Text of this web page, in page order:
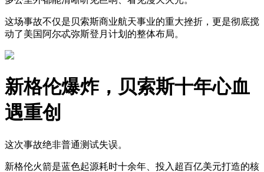
这场事故不仅是贝索斯商业航天事业的重大挫折，更是彻底搅
动了美国阿尔忒弥斯登月计划的整体布局。
新格伦爆炸，贝索斯十年心血
遇重创
这次事故绝非普通测试失误。
新格伦火箭是蓝色起源耗时十余年、投入超百亿美元打造的核